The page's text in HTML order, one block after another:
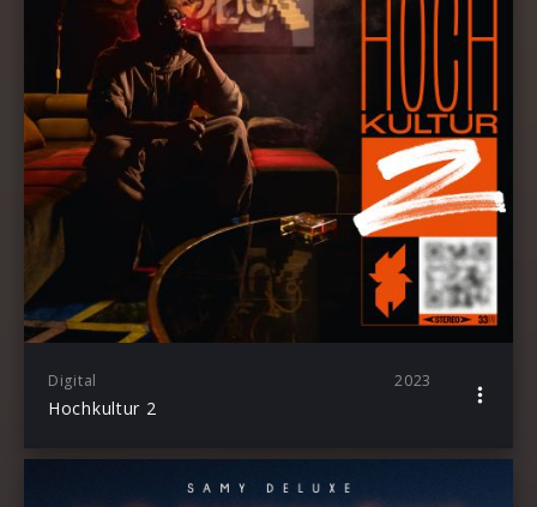
Digital 2023
Hochkultur 2